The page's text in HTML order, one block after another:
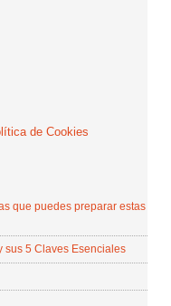
de Cookies
que puedes preparar estas
sus 5 Claves Esenciales